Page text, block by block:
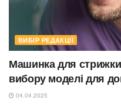
ВИБІР РЕДАКЦІЇ
Машинка для
вибору моделі для
04.04.2025